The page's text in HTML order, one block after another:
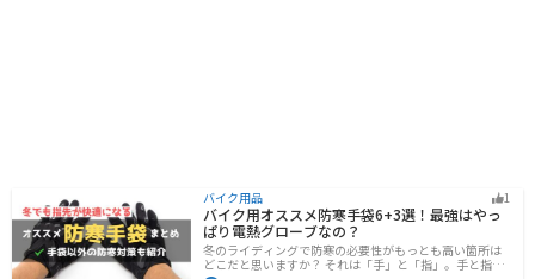
バイク用品 1
バイク用オススメ防寒手袋6+3選！最強はやっ
ぱり電熱グローブなの？
冬のライディングで防寒の必要性がもっとも高い箇所は
どこだと思いますか？ それは「手」と「指」。手と指が